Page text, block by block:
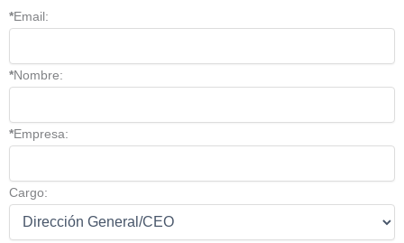
*Email:
*Nombre:
*Empresa:
Cargo: